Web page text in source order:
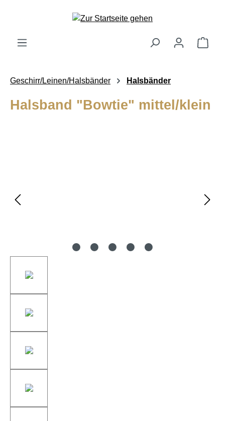
Geschirr/Leinen/Halsbänder Halsbänder
Halsband "Bowtie" mittel/klein